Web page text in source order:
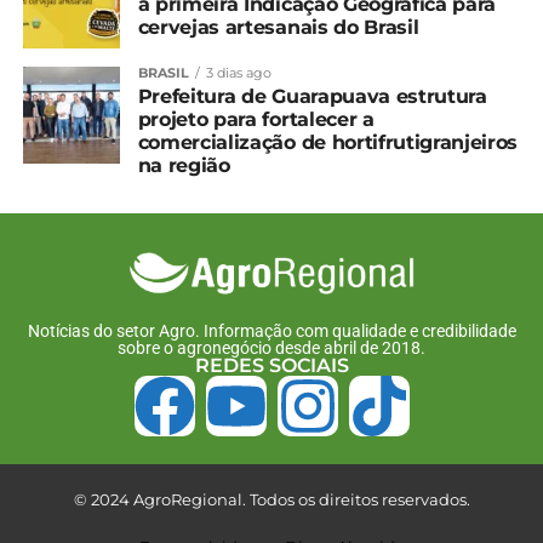
demais documentos sanitários exigidos, conforme
as legislações federal e estadual vigentes”, afirma
Maira. “Nossos produtores devem continuar
seguindo os requisitos sanitários, pois são garantia
de que o Paraná segue com um sistema sanitário
robusto e eficaz”, complementa Nicolle Wilsek,
(DTE) do Sistema FAEP.
*Sistema FAEP
Compartilhe isso:
Facebook 18+
Relacionado
cervejas artesanais do Brasil
BRASIL 3 dias ago
Prefeitura de Guarapuava estrutura
projeto para fortalecer a
comercialização de hortifrutigranjeiros
na região
Notícias do setor Agro. Informação com qualidade e credibilidade
sobre o agronegócio desde abril de 2018.
REDES SOCIAIS
© 2024 AgroRegional. Todos os direitos reservados.